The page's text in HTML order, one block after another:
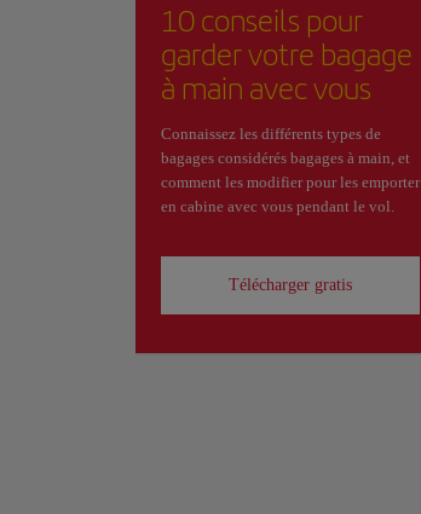
10 conseils pour
garder votre bagage
à main avec vous
Connaissez les différents types de
bagages considérés bagages à main, et
comment les modifier pour les emporter
en cabine avec vous pendant le vol.
Télécharger gratis